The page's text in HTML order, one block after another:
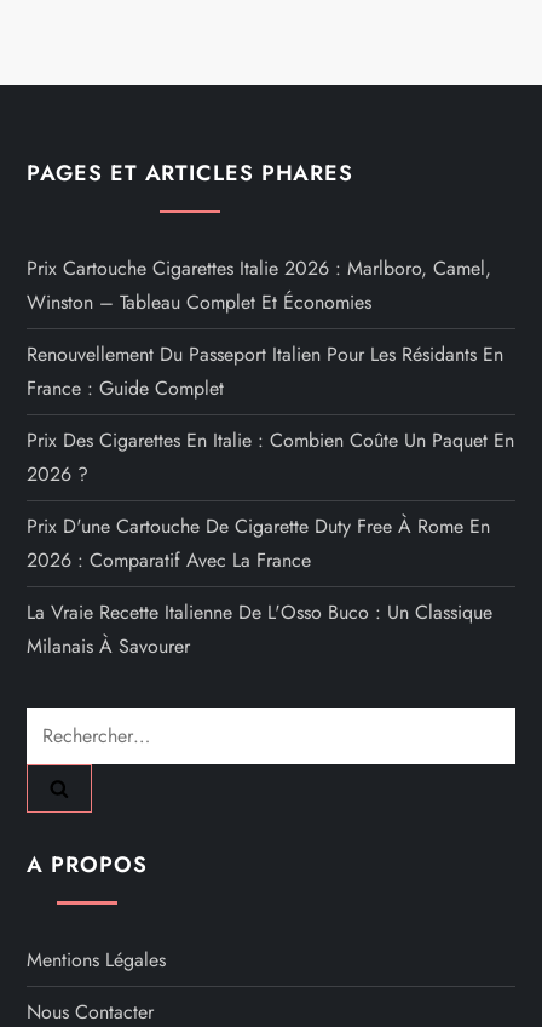
PAGES ET ARTICLES PHARES
Prix Cartouche Cigarettes Italie 2026 : Marlboro, Camel,
Winston – Tableau Complet Et Économies
Renouvellement Du Passeport Italien Pour Les Résidants En
France : Guide Complet
Prix Des Cigarettes En Italie : Combien Coûte Un Paquet En
2026 ?
Prix D'une Cartouche De Cigarette Duty Free À Rome En
2026 : Comparatif Avec La France
La Vraie Recette Italienne De L'Osso Buco : Un Classique
Milanais À Savourer
Rechercher :
A PROPOS
Mentions Légales
Nous Contacter